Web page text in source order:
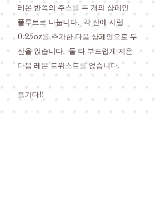
레몬 반쪽의 주스를 두 개의 샴페인
플루트로 나눕니다. 각 잔에 시럽
0.25oz를 추가한 다음 샴페인으로 두
잔을 얹습니다. 둘 다 부드럽게 저은
다음 레몬 트위스트를 얹습니다.
즐기다!!